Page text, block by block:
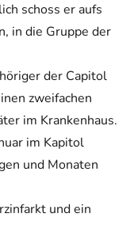
schoss er aufs
in die Gruppe der
der Capitol
zweifachen
im Krankenhaus.
im Kapitol
und Monaten
und ein